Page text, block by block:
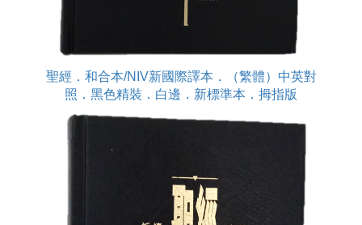
聖經．和合本/NIV新國際譯本．（繁體）中英對
照．黑色精裝．白邊．新標準本．拇指版